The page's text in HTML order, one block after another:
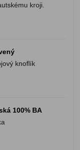
kroji.
knoflík
100% BA